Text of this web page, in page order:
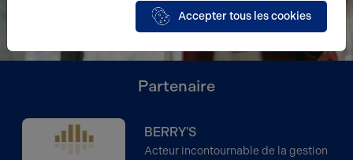
Partenaire
BERRY'S
Acteur incontournable de la gestion
Accepter tous les cookies